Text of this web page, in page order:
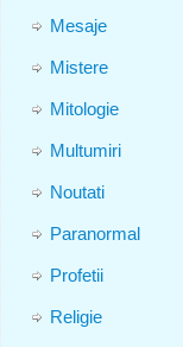
Mesaje
Mistere
Mitologie
Multumiri
Noutati
Paranormal
Profetii
Religie